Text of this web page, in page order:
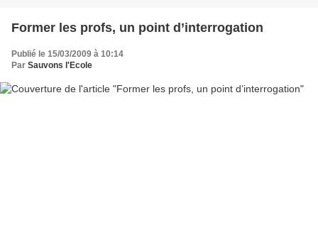
Former les profs, un point d’interrogation
Publié le 15/03/2009 à 10:14
Par Sauvons l'Ecole